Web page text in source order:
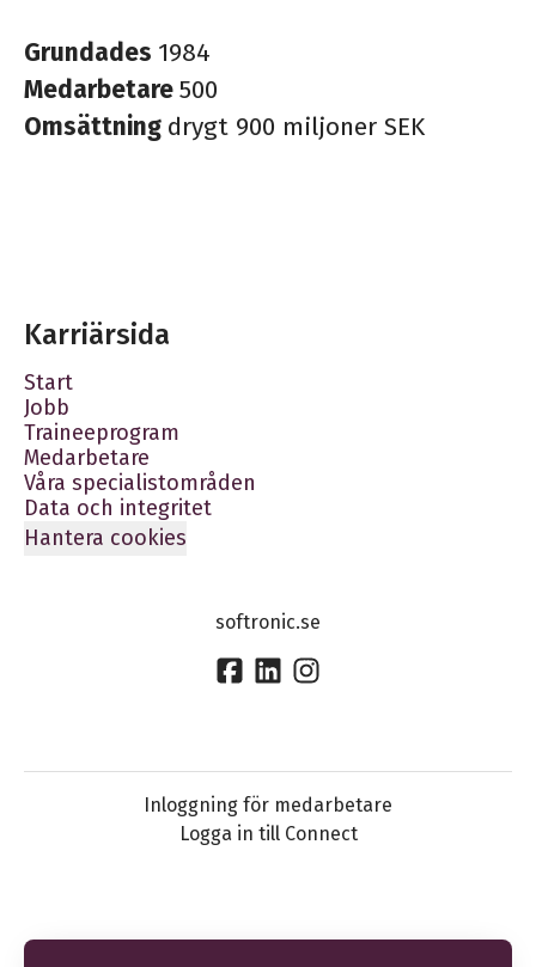
Grundades 1984
Medarbetare500
Omsättning drygt 900 miljoner SEK
Karriärsida
Start
Jobb
Traineeprogram
Medarbetare
Våra specialistområden
Data och integritet
Hantera cookies
softronic.se
Inloggning för medarbetare
Logga in till Connect